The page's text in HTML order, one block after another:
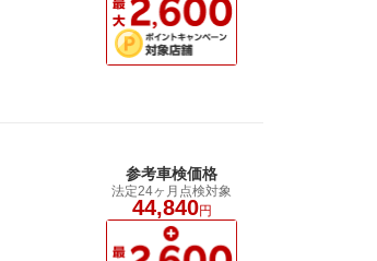
参考車検価格
法定24ヶ月点検対象
44,840円